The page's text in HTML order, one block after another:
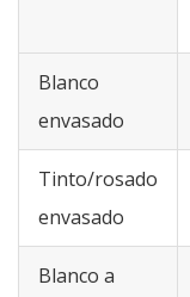
Blanco
envasado
Tinto/rosado
envasado
Blanco a